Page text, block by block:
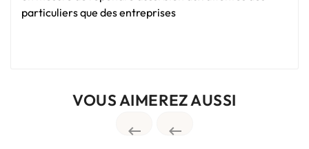
particuliers que des entreprises
VOUS AIMEREZ AUSSI
 